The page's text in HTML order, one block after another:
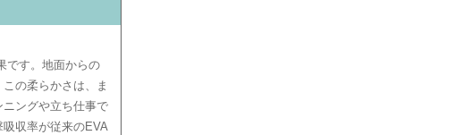
です。地面からの
の柔らかさは、ま
ングや立ち仕事で
収率が従来のEVA